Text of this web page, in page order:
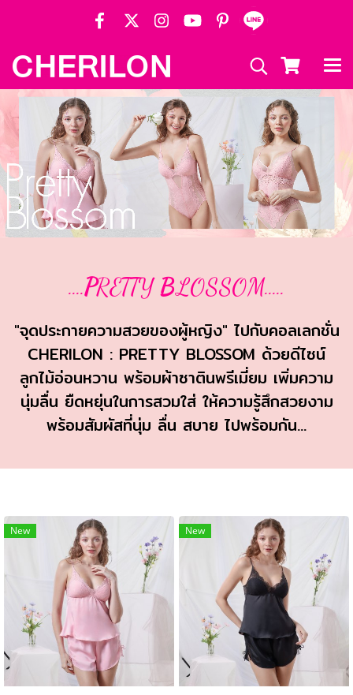
....PRETTYBLOSSOM.....
"จุดประกายความสวยของผู้หญิง" ไปกับคอลเลกชั่น
CHERILON : PRETTY BLOSSOM ด้วยดีไซน์
ลูกไม้อ่อนหวาน พร้อมผ้าซาตินพรีเมี่ยม เพิ่มความ
นุ่มลื่น ยืดหยุ่นในการสวมใส่ ให้ความรู้สึกสวยงาม
พร้อมสัมผัสที่นุ่ม ลื่น สบาย ไปพร้อมกัน...
New New